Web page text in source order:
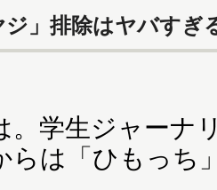
」排除はヤバすぎ
学生ジャーナ
らは「ひもっち